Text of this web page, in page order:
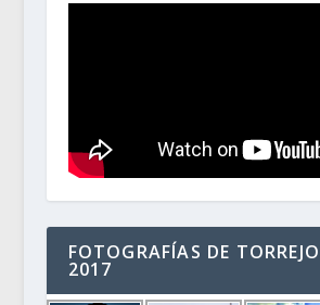
FOTOGRAFÍAS DE
2017